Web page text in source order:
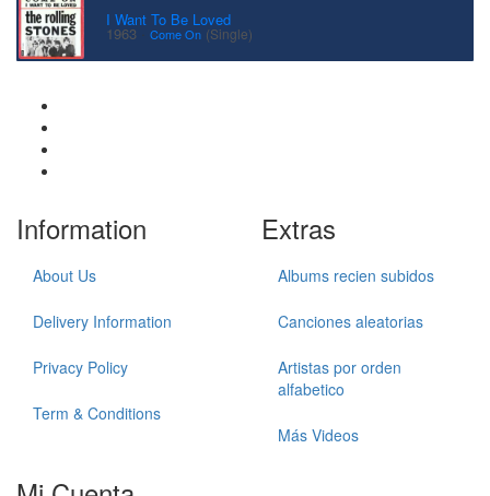
I Want To Be Loved
1963·Come On (Single)
Information
About Us
Delivery Information
Privacy Policy
Term & Conditions
Extras
Albums recien subidos
Canciones aleatorias
Artistas por orden
alfabetico
Más Videos